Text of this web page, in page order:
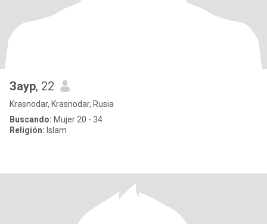
Заур, 22
Krasnodar, Krasnodar, Rusia
Buscando: Mujer 20 - 34
Religión: Islam